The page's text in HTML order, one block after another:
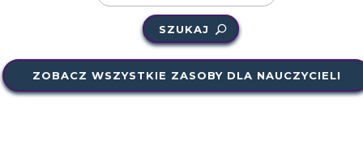
SZUKAJ
ZOBACZ WSZYSTKIE ZASOBY DLA NAUCZYCIELI